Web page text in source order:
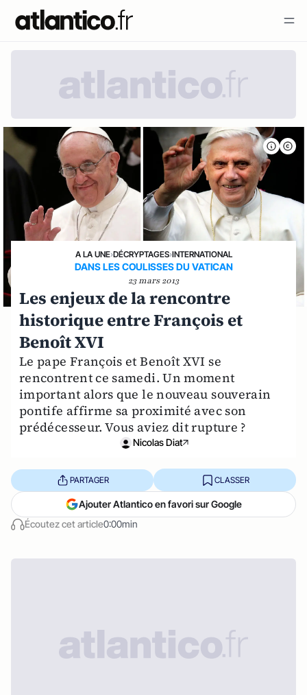
A LA UNE›DÉCRYPTAGES›INTERNATIONAL
DANS LES COULISSES DU VATICAN
23 mars 2013
Les enjeux de la rencontre
historique entre François et
Benoît XVI
Le pape François et Benoît XVI se
rencontrent ce samedi. Un moment
important alors que le nouveau souverain
pontife affirme sa proximité avec son
prédécesseur. Vous aviez dit rupture ?
Nicolas Diat
Écoutez cet article0:00min
PARTAGER CLASSER
Ajouter Atlantico en favori sur Google